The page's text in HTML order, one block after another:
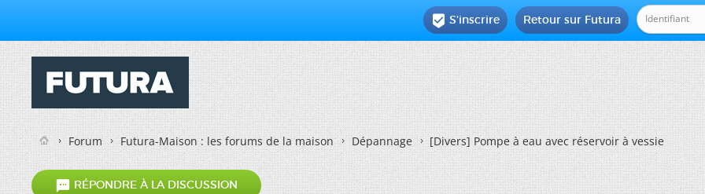
Retour sur Futura
 S'inscrire
Forum Futura-Maison : les forums de la maison Dépannage [Divers]Pompe à eau avec réservoir à vessie
 RÉPONDRE À LA DISCUSSION